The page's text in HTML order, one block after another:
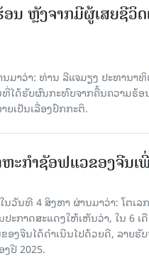
ນ ຫຼັງຈາກມີຜູ້ເສຍຊີວິ
ມາວ່າ: ທ່ານ ລີແຈມຽງ ປະທານາ
ໄດ້ຮັບຜົນກະທົບຈາກຄື້ນຄວາມຮ້ອ
ຍເປັນເລື່ອງປົກກະຕິ.
ະກຳຊັອຟແວຂອງຈີນເ
ນວັນທີ 4 ສິງຫາ ຜ່ານມາວ່າ: ໂຕເ
ະກາດສະແດງໃຫ້ເຫັນວ່າ, ໃນ 6
ອງຈີນໄດ້ດຳເນີນໄປດ້ວຍດີ, ລາຍ
ປີ 2025.